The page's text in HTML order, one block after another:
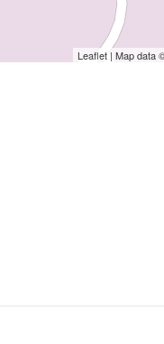
14h00 à 18h00;
Leaflet | Map data